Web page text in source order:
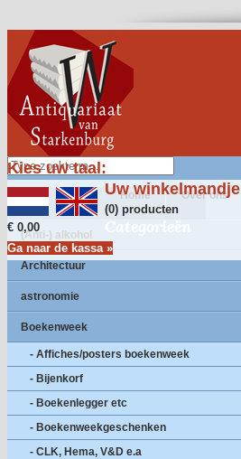
Kies uw taal:
Uw winkelmandje
(0) producten
€ 0,00
Ga naar de kassa »
Home Over ons
Categorieën
(Anti-) alkohol
Architectuur
astronomie
Boekenweek
- Affiches/posters boekenweek
- Bijenkorf
- Boekenlegger etc
- Boekenweekgeschenken
- CLK, Hema, V&D e.a